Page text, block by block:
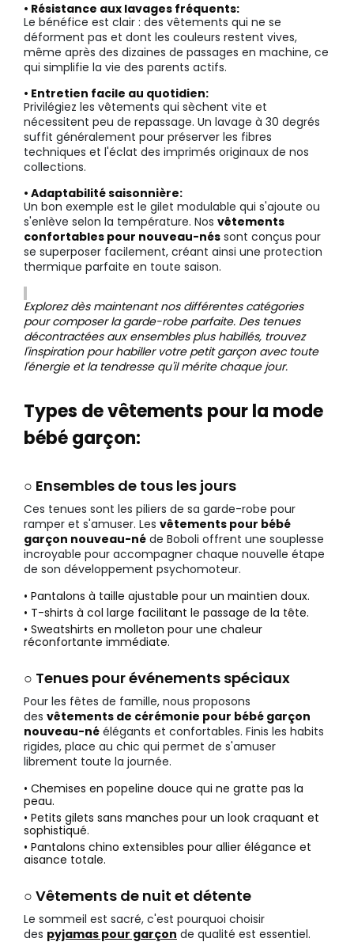
• Résistance aux lavages fréquents:
Le bénéfice est clair : des vêtements qui ne se
déforment pas et dont les couleurs restent vives,
même après des dizaines de passages en machine, ce
qui simplifie la vie des parents actifs.
• Entretien facile au quotidien:
Privilégiez les vêtements qui sèchent vite et
nécessitent peu de repassage. Un lavage à 30 degrés
suffit généralement pour préserver les fibres
techniques et l'éclat des imprimés originaux de nos
collections.
• Adaptabilité saisonnière:
Un bon exemple est le gilet modulable qui s'ajoute ou
s'enlève selon la température. Nos vêtements
confortables pour nouveau-nés sont conçus pour
se superposer facilement, créant ainsi une protection
thermique parfaite en toute saison.
Explorez dès maintenant nos différentes catégories
pour composer la garde-robe parfaite. Des tenues
décontractées aux ensembles plus habillés, trouvez
l'inspiration pour habiller votre petit garçon avec toute
l'énergie et la tendresse qu'il mérite chaque jour.
Types de vêtements pour la mode
bébé garçon:
○ Ensembles de tous les jours
Ces tenues sont les piliers de sa garde-robe pour
ramper et s'amuser. Les vêtements pour bébé
garçon nouveau-né de Boboli offrent une souplesse
incroyable pour accompagner chaque nouvelle étape
de son développement psychomoteur.
• Pantalons à taille ajustable pour un maintien doux.
• T-shirts à col large facilitant le passage de la tête.
• Sweatshirts en molleton pour une chaleur
réconfortante immédiate.
○ Tenues pour événements spéciaux
Pour les fêtes de famille, nous proposons
des vêtements de cérémonie pour bébé garçon
nouveau-né élégants et confortables. Finis les habits
rigides, place au chic qui permet de s'amuser
librement toute la journée.
• Chemises en popeline douce qui ne gratte pas la
peau.
• Petits gilets sans manches pour un look craquant et
sophistiqué.
• Pantalons chino extensibles pour allier élégance et
aisance totale.
○ Vêtements de nuit et détente
Le sommeil est sacré, c'est pourquoi choisir
des pyjamas pour garçon de qualité est essentiel.